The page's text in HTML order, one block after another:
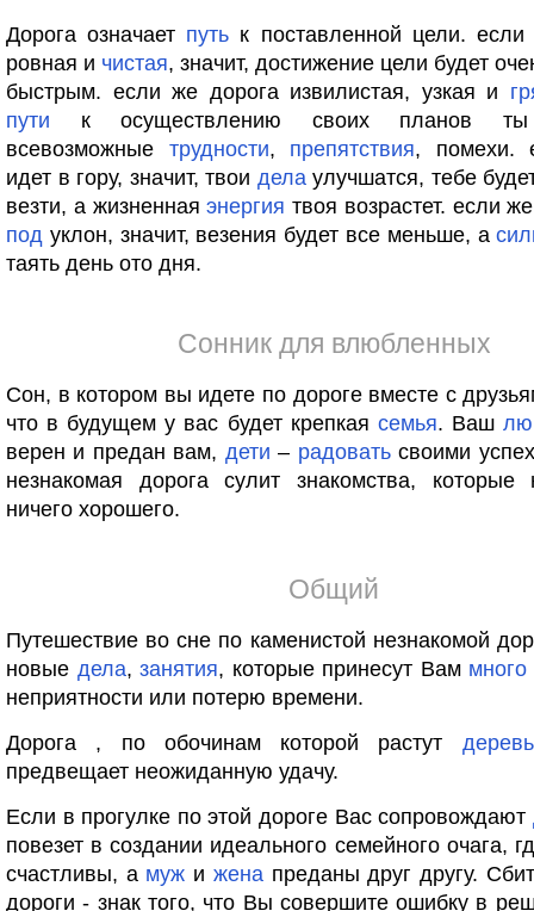
Дорога означает путь к поставленной цели.
ровная и чистая, значит, достижение цели будет
быстрым. если же дорога извилистая, узкая и
пути к осуществлению своих планов ты
всевозможные трудности, препятствия, помехи.
идет в гору, значит, твои делаулучшатся, тебе
везти, а жизненнаяэнергия твоя возрастет. если
под уклон, значит, везения будет все меньше, а
таять день ото дня.
Сонник для влюбленных
Сон, в котором вы идете по дороге вместе с
что в будущем у вас будет крепкая семья. Ваш
верен и предан вам, дети – радоватьсвоими
незнакомая дорога сулит знакомства, которые
ничего хорошего.
Общий
Путешествие во сне по каменистой незнакомой
новые дела, занятия, которые принесут Вам много
неприятности или потерю времени.
Дорога , по обочинам которой растут
предвещает неожиданную удачу.
Если в прогулке по этой дороге Вас сопровождают
повезет в создании идеального семейного очага,
счастливы, а муж и женапреданы друг другу.
дороги - знак того, что Вы совершите ошибку в